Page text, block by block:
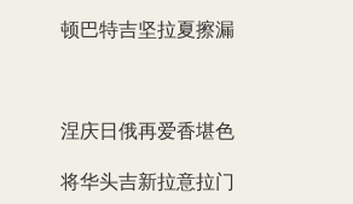
顿巴特吉坚拉夏擦漏
涅庆日俄再爱香堪色
将华头吉新拉意拉门